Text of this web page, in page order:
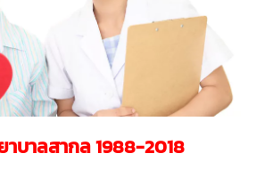
บาลสากล 1988-2018